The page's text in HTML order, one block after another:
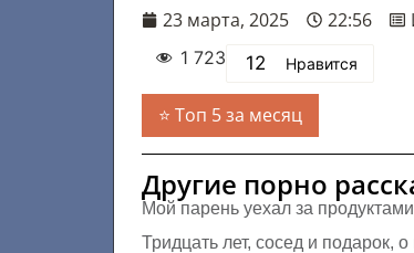
23 марта, 2025
22:56
1 723 12 Нравится
Топ 5 за месяц
Другие порно
Мой парень уехал за
Тридцать лет, сосед и подарок,